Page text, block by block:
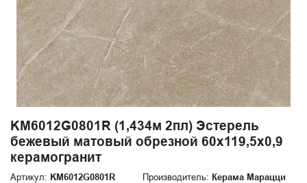
KM6012G0801R (1,434м 2пл) Эстерель
бежевый матовый обрезной 60x119,5x0,9
керамогранит
Артикул: KM6012G0801R Производитель: Керама Марацци